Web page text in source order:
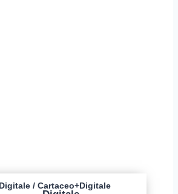
14,90€
Digitale / Cartaceo+Digitale